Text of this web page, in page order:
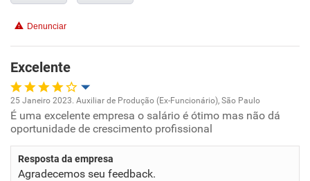
Denunciar
Excelente
Oportunidade de promoção
25 Janeiro 2023. Auxiliar de Produção (Ex-Funcionário), São Paulo
É uma excelente empresa o salário é ótimo mas não dá
oportunidade de crescimento profissional
Resposta da empresa
Agradecemos seu feedback.